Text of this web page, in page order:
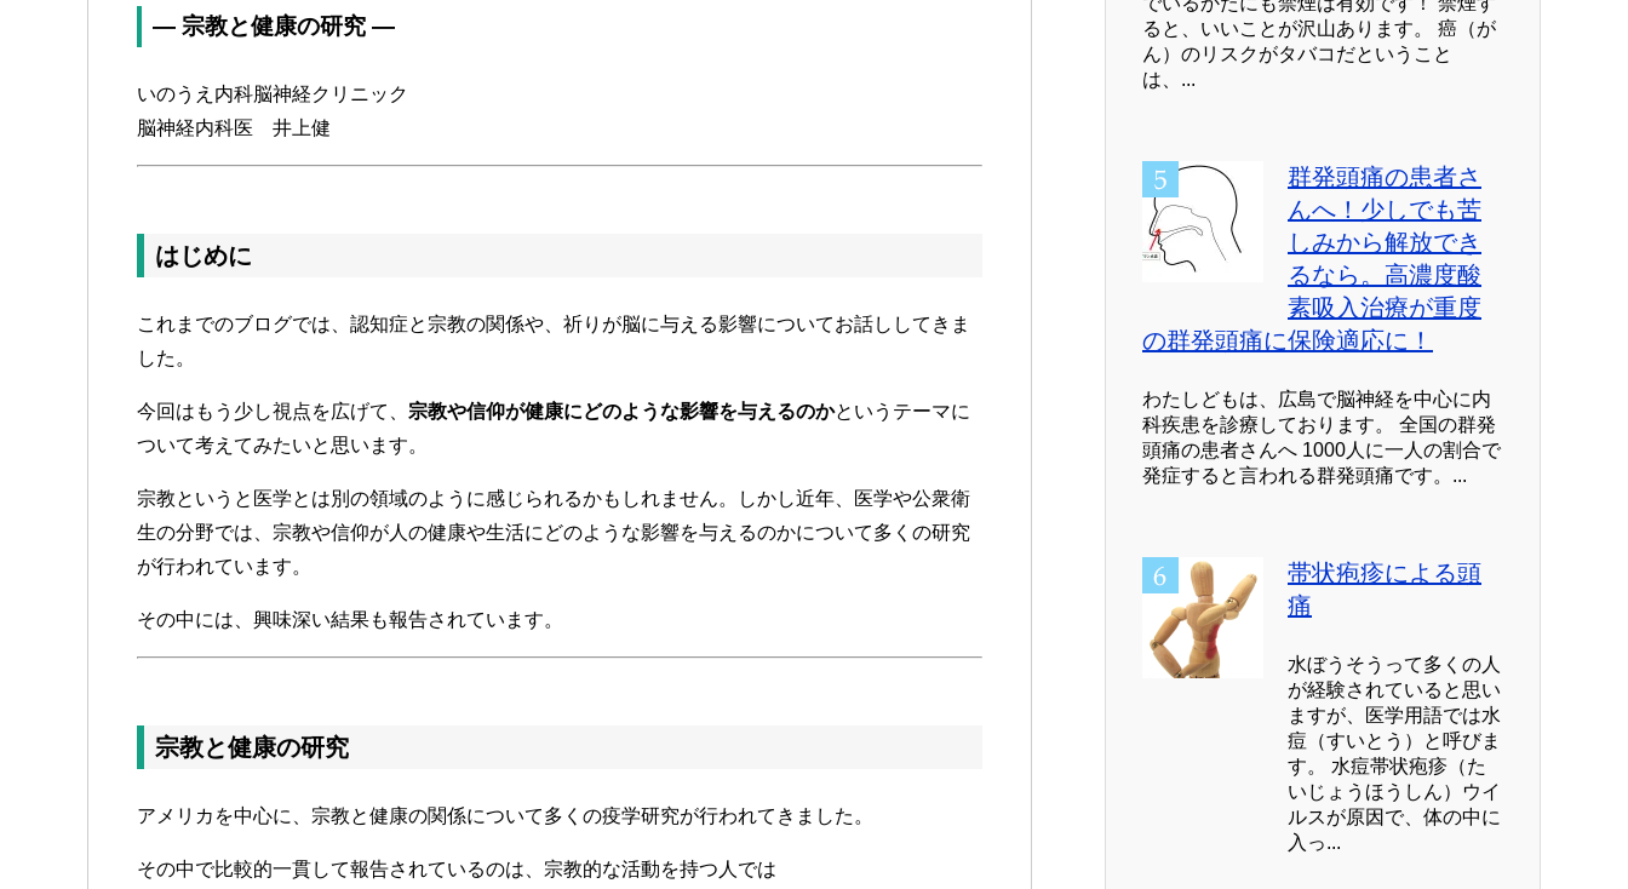
― 宗教と健康の研究 ―
いのうえ内科脳神経クリニック
脳神経内科医 井上健
はじめに
これまでのブログでは、認知症と宗教の関係や、祈りが脳に与える影響についてお話ししてきま
した。
今回はもう少し視点を広げて、 宗教や信仰が健康にどのような影響を与えるのかというテーマに
ついて考えてみたいと思います。
宗教というと医学とは別の領域のように感じられるかもしれません。しかし近年、医学や公衆衛
生の分野では、宗教や信仰が人の健康や生活にどのような影響を与えるのかについて多くの研究
が行われています。
その中には、興味深い結果も報告されています。
宗教と健康の研究
アメリカを中心に、宗教と健康の関係について多くの疫学研究が行われてきました。
その中で比較的一貫して報告されているのは、宗教的な活動を持つ人では
ると、いいことが沢山あります。 癌（が
ん）のリスクがタバコだということ
は、...
群発頭痛の患者さ
んへ！少しでも苦
しみから解放でき
るなら。高濃度酸
素吸入治療が重度
の群発頭痛に保険適応に！
わたしどもは、広島で脳神経を中心に内
科疾患を診療しております。 全国の群発
頭痛の患者さんへ 1000人に一人の割合で
発症すると言われる群発頭痛です。...
帯状疱疹による頭
痛
水ぼうそうって多くの人
が経験されていると思い
ますが、医学用語では水
痘（すいとう）と呼びま
す。 水痘帯状疱疹（た
いじょうほうしん）ウイ
ルスが原因で、体の中に
入っ...